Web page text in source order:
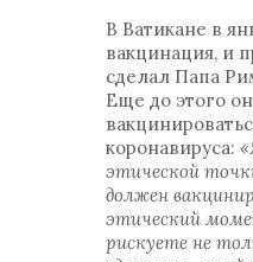
В Ватикане в
вакцинация, и
сделал Папа
Еще до этого
коронавируса:
этической
должен
этический
рискуете не